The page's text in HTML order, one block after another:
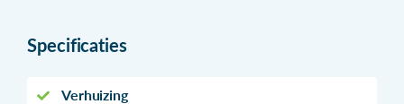
Specificaties
Verhuizing